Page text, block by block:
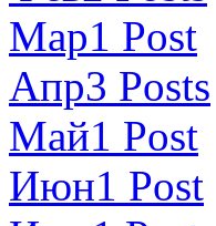
Мар1 Post
Апр3 Posts
Май1 Post
Июн1 Post